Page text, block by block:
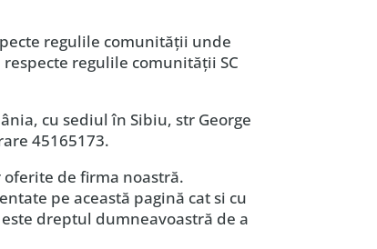
regulile comunităţii unde
regulile comunităţii SC
cu sediul în Sibiu, str George
45165173.
oferite de firma noastră.
pe această pagină cat si cu
dreptul dumneavoastră de a